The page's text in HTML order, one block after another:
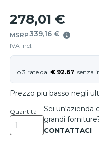
278,01 €
MSRP339,16 €
IVA incl.
€ 92.67
Prezzo piu basso negli
Quantità
Sei un'azienda
grandi